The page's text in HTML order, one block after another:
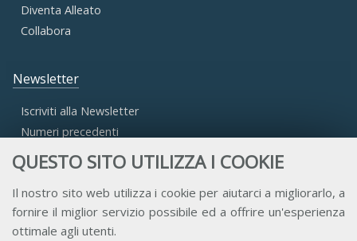
QUESTO SITO UTILIZZA I COOKIE
Il nostro sito web utilizza i cookie per aiutarci a migliorarlo, a
fornire il miglior servizio possibile ed a offrire un'esperienza
ottimale agli utenti.
Diventa Alleato
Collabora
Newsletter
Iscriviti alla Newsletter
Numeri precedenti
Accesso Aderenti
Accesso Consulta